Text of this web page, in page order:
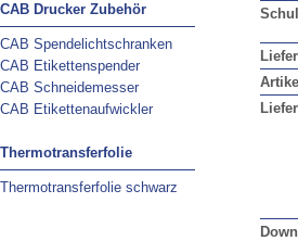
CAB Drucker Zubehör
CAB Spendelichtschranken
CAB Etikettenspender
CAB Schneidemesser
CAB Etikettenaufwickler
Thermotransferfolie
Thermotransferfolie schwarz